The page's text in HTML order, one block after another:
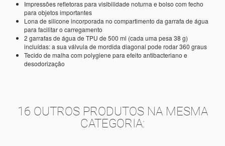
Impressões refletoras para visibilidade noturna e bolso com fecho
para objetos importantes
Lona de silicone incorporada no compartimento da garrafa de água
para facilitar o carregamento
2 garrafas de água de TPU de 500 ml (cada uma pesa 38 g)
incluídas: a sua válvula de mordida diagonal pode rodar 360 graus
Tecido de malha com polygiene para efeito antibacteriano e
desodorização
16 OUTROS PRODUTOS NA MESMA
CATEGORIA: